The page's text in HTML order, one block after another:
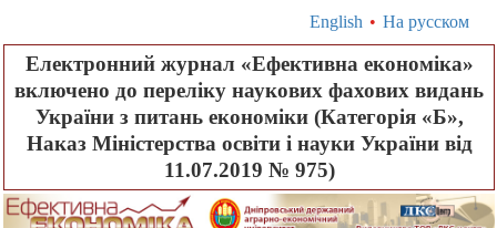
English • На русском
Електронний журнал «Ефективна економіка»
включено до переліку наукових фахових видань
України з питань економіки (Категорія «Б»,
Наказ Міністерства освіти і науки України від
11.07.2019 № 975)